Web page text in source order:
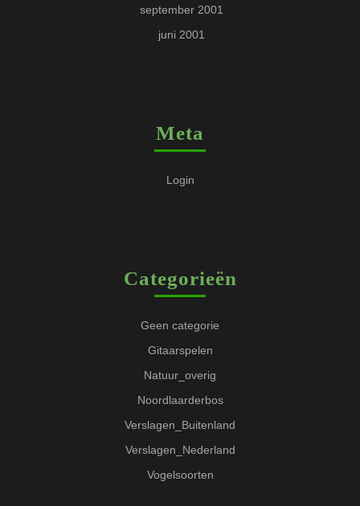
september 2001
juni 2001
Meta
Login
Categorieën
Geen categorie
Gitaarspelen
Natuur_overig
Noordlaarderbos
Verslagen_Buitenland
Verslagen_Nederland
Vogelsoorten